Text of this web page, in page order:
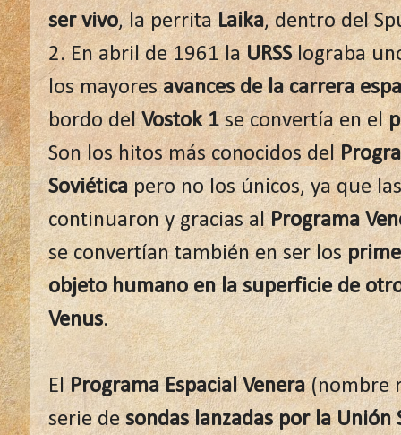
ser vivo, la perritaLaika, dentro del
2. En abril de 1961 laURSSlograba
los mayoresavances de la carrera
bordo delVostok 1se convertía en el
Son los hitos más conocidos del
Soviéticapero no los únicos, ya que
continuaron y gracias alPrograma
se convertían también en ser los
objeto humano en la superficie de
Venus.
El Programa Espacial Venera(nombre
serie desondas lanzadas por la Unión